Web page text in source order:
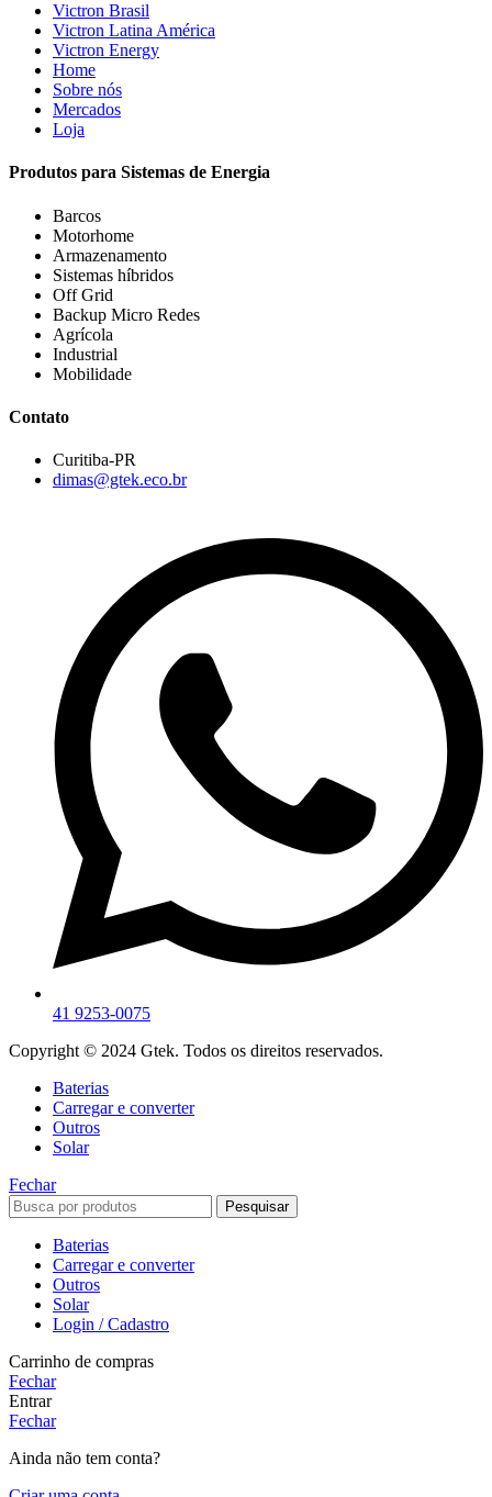
Victron Brasil
Victron Latina América
Victron Energy
Home
Sobre nós
Mercados
Loja
Produtos para Sistemas de Energia
Barcos
Motorhome
Armazenamento
Sistemas híbridos
Off Grid
Backup Micro Redes
Agrícola
Industrial
Mobilidade
Contato
Curitiba-PR
dimas@gtek.eco.br
41 9253-0075
Copyright © 2024 Gtek. Todos os direitos reservados.
Baterias
Carregar e converter
Outros
Solar
Fechar
Pesquisar
Baterias
Carregar e converter
Outros
Solar
Login / Cadastro
Carrinho de compras
Fechar
Entrar
Fechar
Ainda não tem conta?